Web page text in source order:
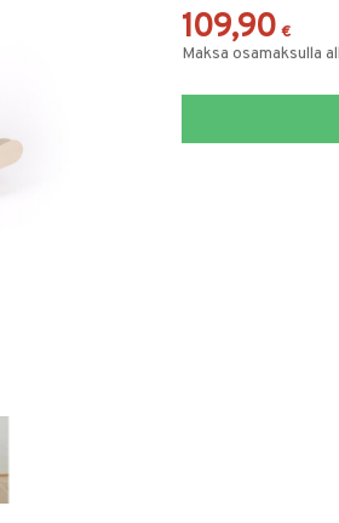
109,90 €
Maksa osamaksulla